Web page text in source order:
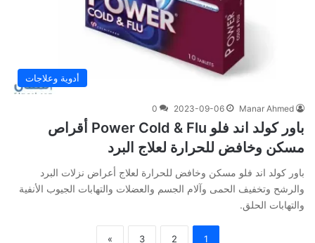
أدوية وعلاجات
Manar Ahmed
2023-09-06
0
باور كولد اند فلو Power Cold & Flu أقراص
مسكن وخافض للحرارة لعلاج البرد
باور كولد اند فلو مسكن وخافض للحرارة لعلاج أعراض نزلات البرد
والرشح وتخفيف الحمى وآلام الجسم والعضلات والتهابات الجيوب الأنفية
والتهابات الحلق.
1
2
3
»